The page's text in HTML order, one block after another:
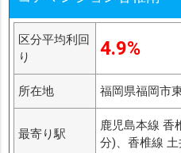
区分平均利回
り
4.9%
所在地 福岡県福岡市
最寄り駅
鹿児島本線 香
分)、香椎線